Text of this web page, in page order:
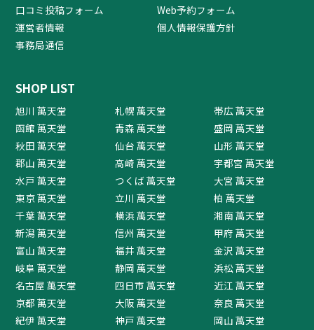
口コミ投稿フォーム
Web予約フォーム
運営者情報
個人情報保護方針
事務局通信
SHOP LIST
旭川 萬天堂 札幌 萬天堂
帯広 萬天堂
函館 萬天堂
青森 萬天堂
盛岡 萬天堂
秋田 萬天堂
仙台 萬天堂
山形 萬天堂
郡山 萬天堂
高崎 萬天堂
宇都宮 萬天堂
水戸 萬天堂
つくば 萬天堂
大宮 萬天堂
東京 萬天堂
立川 萬天堂
柏 萬天堂
千葉 萬天堂
横浜 萬天堂
湘南 萬天堂
新潟 萬天堂
信州 萬天堂
甲府 萬天堂
富山 萬天堂
福井 萬天堂
金沢 萬天堂
岐阜 萬天堂
静岡 萬天堂
浜松 萬天堂
名古屋 萬天堂
四日市 萬天堂
近江 萬天堂
京都 萬天堂
大阪 萬天堂
奈良 萬天堂
紀伊 萬天堂
神戸 萬天堂 岡山 萬天堂